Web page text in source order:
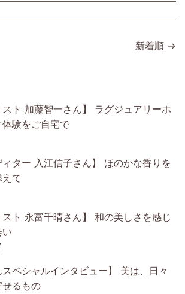
す
す
新着順 →
スト 加藤智一さん】 ラグジュアリーホ
験をご自宅で
ィター 入江信子さん】 ほのかな香りを
て
スト 永富千晴さん】 和の美しさを感じ
スペシャルインタビュー】 美は、日々
るもの